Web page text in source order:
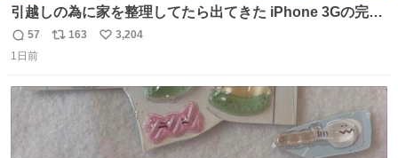
引越しの為に家を整理してたら出てきた iPhone 3Gの完全
未開封品 かなり前に楽天だかで買った多分未使用のデモ機
で-が出るのだと思うんだよね ヤフオクで売れてない190万
本初のモデルではあるけど´д` ; #Apple #iPhone3G
返
信
57
リ
ト
数
163
い
3,204
1日前